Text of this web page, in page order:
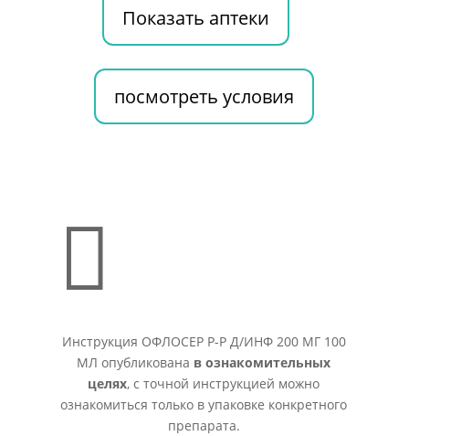
Показать аптеки
посмотреть условия

Инструкция ОФЛОСЕР Р-Р Д/ИНФ 200 МГ 100
МЛ опубликована в ознакомительных
целях, с точной инструкцией можно
ознакомиться только в упаковке конкретного
препарата.